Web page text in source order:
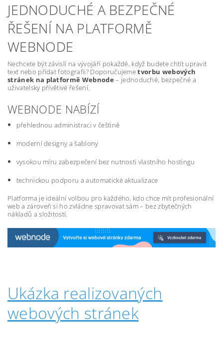
JEDNODUCHÉ A BEZPEČNÉ
ŘEŠENÍ NA PLATFORMĚ
WEBNODE
Nechcete být závislí na vývojáři pokaždé, když budete chtít upravit
text nebo přidat fotografii? Doporučujemetvorbu webových
stránek na platformě Webnode – jednoduché, bezpečné a
uživatelsky přívětivé řešení.
WEBNODE NABÍZÍ
přehlednou administraci v češtině
moderní designy a šablony
vysokou míru zabezpečení bez nutnosti vlastního hostingu
technickou podporu a automatické aktualizace
Platforma je ideální volbou pro každého, kdo chce mít profesionální
web a zároveň si ho zvládne spravovat sám – bez zbytečných
nákladů a složitostí.
Ukázka realizovaných
webových stránek